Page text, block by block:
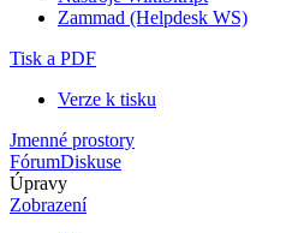
Zammad (Helpdesk WS)
Tisk a PDF
Verze k tisku
Jmenné prostory
FórumDiskuse
Úpravy
Zobrazení